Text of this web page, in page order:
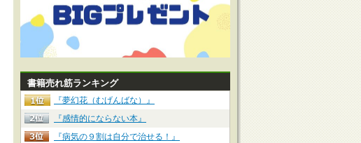
書籍売れ筋ランキング
『夢幻花（むげんばな）』
『感情的にならない本』
『病気の９割は自分で治せる！』